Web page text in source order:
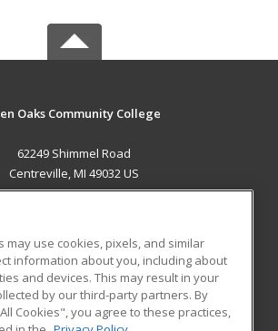
Oaks Community College
62249 Shimmel Road
Centreville, MI 49032 US
RESOURCES
Student Blog
may use cookies, pixels, and similar
information about you, including about
and devices. This may result in your
by our third-party partners. By
Cookies", you agree to these practices,